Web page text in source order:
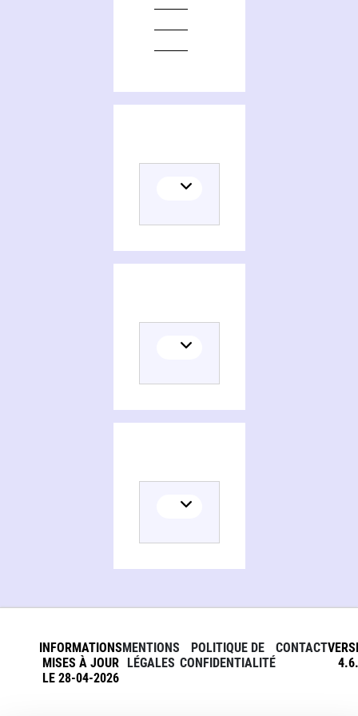
INFORMATIONS
MISES À JOUR
LE 28-04-2026
MENTIONS
LÉGALES
POLITIQUE DE
CONFIDENTIALITÉ
CONTACT